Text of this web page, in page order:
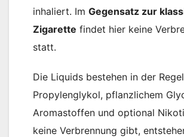
inhaliert. Im Gegensatz zur
Zigarette findet hier keine
statt.
Die Liquids bestehen in der
Propylenglykol, pflanzlichem
Aromastoffen und optional
keine Verbrennung gibt,